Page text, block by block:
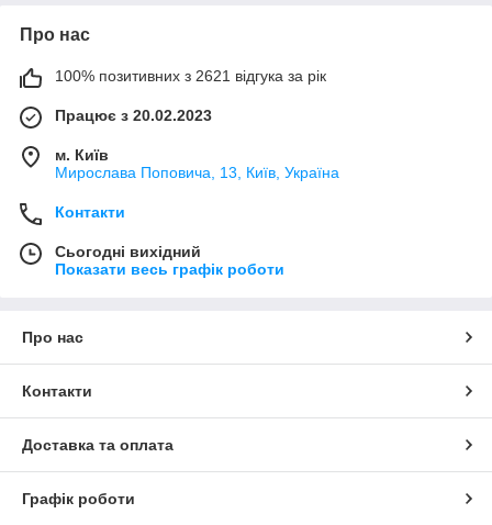
Про нас
100% позитивних з 2621 відгука за рік
Працює з 20.02.2023
м. Київ
Мирослава Поповича, 13, Київ, Україна
Контакти
Сьогодні вихідний
Показати весь графік роботи
Про нас
Контакти
Доставка та оплата
Графік роботи